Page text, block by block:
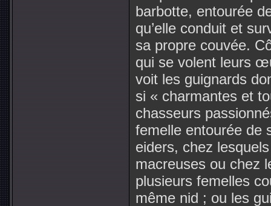
barbotte, entourée
qu’elle conduit et
sa propre couvée.
qui se volent leurs
voit les guignards
si « charmantes et
chasseurs
femelle entourée de
eiders, chez
macreuses ou chez
plusieurs femelles
même nid ; ou les